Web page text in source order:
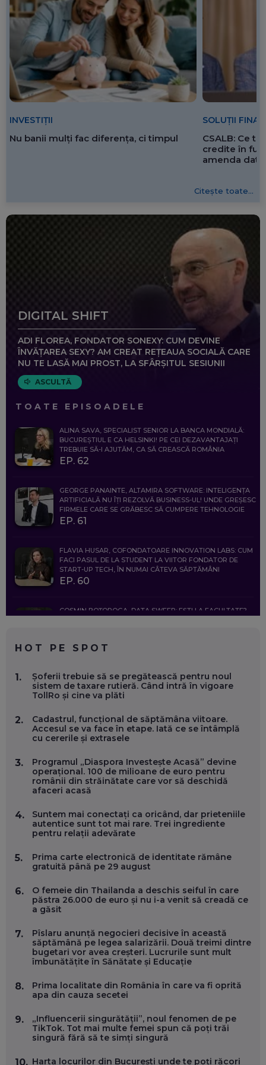
INVESTIȚII
Nu banii mulți fac diferența, ci timpul
SOLUȚII
CSALB: Ce
credite în
amenda
Citește toate...
DIGITAL SHIFT
ADI FLOREA, FONDATOR SONEXY: CUM DEVINE
ÎNVĂȚAREA SEXY? AM CREAT REȚEAUA SOCIALĂ CARE
NU TE LASĂ MAI PROST, LA SFÂRȘITUL SESIUNII
ASCULTĂ
TOATE EPISOADELE
ALINA SAVA, SPECIALIST SENIOR LA BANCA MONDIALĂ:
BUCUREȘTIUL E CA HELSINKI! PE CEI DEZAVANTAJAȚI
TREBUIE SĂ-I AJUTĂM, CA SĂ CREASCĂ ROMÂNIA
EP. 62
GEORGE PANAINTE, ALTAMIRA SOFTWARE: INTELIGENȚA
ARTIFICIALĂ NU ÎȚI REZOLVĂ BUSINESS-UL! UNDE GREȘESC
FIRMELE CARE SE GRĂBESC SĂ CUMPERE TEHNOLOGIE
EP. 61
FLAVIA HUSAR, COFONDATOARE INNOVATION LABS: CUM
FACI PASUL DE LA STUDENT LA VIITOR FONDATOR DE
START-UP TECH, ÎN NUMAI CÂTEVA SĂPTĂMÂNI
EP. 60
COSMIN BOȚOROGA, DATA SWEEP: EȘTI LA FACULTATE?
FOLOSEȘTI TEHNOLOGIA CA SĂ FII MAI BUN LA JOB. ȘI CUM
SE VA SCHIMBA MUNCA, ÎN URMĂTORII ANI
EP. 58
MARIUS PAȘCULEA, COFONDATOR AL KULTH: CUM
FOLOSEȘTI TEHNOLOGIA CA SĂ ÎȚI DESCHIZI DRUMUL
EP. 57
ANDREI AVĂDANEI, BIT SENTINEL: CUM ÎȚI PROTEJEZI
CARIERĂ DE „HACKER CU PERMIS”
EP. 56
DOINA VÎLCEANU, CONTENTSPEED: VREI SUCCES ONLINE?
ÎNVAȚĂ AEO ȘI GEO!
OLIVIU MATEI, HOLISUN: SOFTWARE DE LA CLUJ PENTRU
VERTICALE FĂRĂ PĂMÂNT
EP. 54
INSTITUȚIILE STATULUI?
EP. 53
VOICU OPREAN (AROBS): CUM CONSTRUIEȘTI O COMPANIE
GLOBALĂ, FĂRĂ SĂ PIERZI LEGĂTURA CU COMUNITATEA
EP. 52
HOT PE SPOT
1.
Șoferii trebuie să se pregătească pentru noul
sistem de taxare rutieră. Când intră în vigoare
TollRo și cine va plăti
2.
Cadastrul, funcțional de săptămâna viitoare.
Accesul se va face în etape. Iată ce se întâmplă
cu cererile și extrasele
3.
Programul „Diaspora Investește Acasă” devine
operațional. 100 de milioane de euro pentru
românii din străinătate care vor să deschidă
afaceri acasă
4.
Suntem mai conectați ca oricând, dar prieteniile
autentice sunt tot mai rare. Trei ingrediente
pentru relații adevărate
5.
Prima carte electronică de identitate rămâne
gratuită până pe 29 august
6.
O femeie din Thailanda a deschis seiful în care
păstra 26.000 de euro și nu i-a venit să creadă ce
a găsit
7.
Pîslaru anunță negocieri decisive în această
săptămână pe legea salarizării. Două treimi dintre
bugetari vor avea creșteri. Lucrurile sunt mult
îmbunătățite în Sănătate și Educație
8.
Prima localitate din România în care va fi oprită
apa din cauza secetei
9.
„Influencerii singurătății”, noul fenomen de pe
TikTok. Tot mai multe femei spun că poți trăi
singură fără să te simți singură
10. Harta locurilor din București unde te poți răcori